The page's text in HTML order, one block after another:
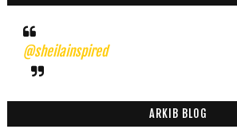
@sheilainspired
ARKIB BLOG